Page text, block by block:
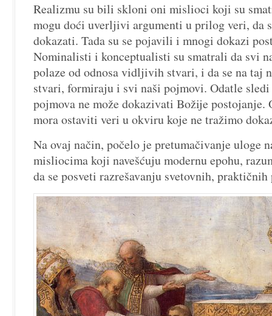
Realizmu su bili skloni oni mislioci koji su
mogu doći uverljivi argumenti u prilog veri, da
dokazati. Tada su se pojavili i mnogi dokazi
Nominalisti i konceptualisti su smatrali da svi
polaze od odnosa vidljivih stvari, i da se na taj
stvari, formiraju i svi naši pojmovi. Odatle sledi
pojmova ne može dokazivati Božije postojanje.
mora ostaviti veri u okviru koje ne tražimo
Na ovaj način, počelo je pretumačivanje uloge
misliocima koji navešćuju modernu epohu,
da se posveti razrešavanju svetovnih, praktičnih